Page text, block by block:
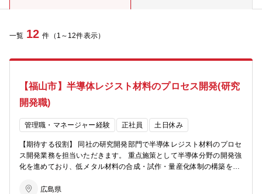
一覧 12 件（1～12件表示）
【福山市】半導体レジスト材料のプロセス開発(研究
開発職)
管理職・マネージャー経験 正社員 土日休み
【期待する役割】 同社の研究開発部門で半導体レジスト材料のプロセ
ス開発業務を担当いただきます。 重点施策として半導体分野の開発強
化を進めており、低メタル材料の合成・試作・量産化体制の構築を目
検討から実生産まで幅広く携わっていただきたいと考えております。
広島県